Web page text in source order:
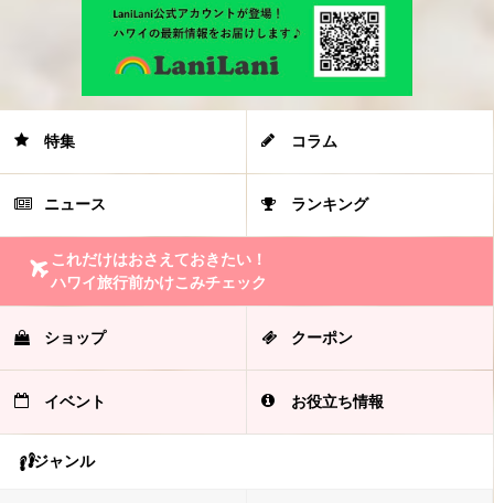
特集 コラム
ニュース ランキング
これだけはおさえておきたい！
ハワイ旅行前かけこみチェック
ショップ クーポン
イベント お役立ち情報
ジャンル